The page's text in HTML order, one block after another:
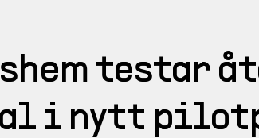
testar
i nytt